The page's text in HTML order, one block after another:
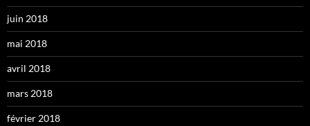
juin 2018
mai 2018
avril 2018
mars 2018
février 2018